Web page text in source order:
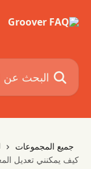
البحث عن المقالات...
جميع المجموعات
كيف يمكنني تعديل